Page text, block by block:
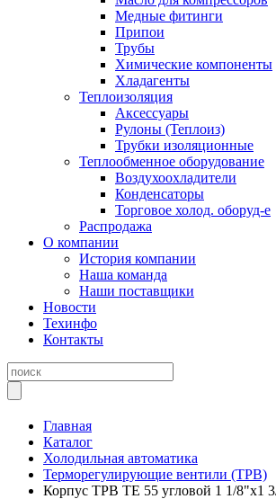
Медные фитинги
Припои
Трубы
Химические компоненты
Хладагенты
Теплоизоляция
Аксессуары
Рулоны (Теплоиз)
Трубки изоляционные
Теплообменное оборудование
Воздухоохладители
Конденсаторы
Торговое холод. оборуд-е
Распродажа
О компании
История компании
Наша команда
Наши поставщики
Новости
Техинфо
Контакты
Главная
Каталог
Холодильная автоматика
Терморегулирующие вентили (ТРВ)
Корпус ТРВ TE 55 угловой 1 1/8"x1